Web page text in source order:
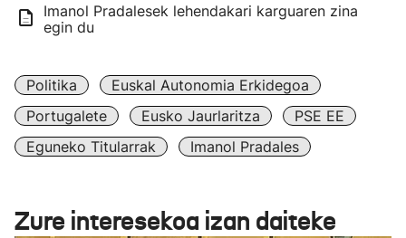
Imanol Pradalesek lehendakari karguaren zina
egin du
Politika
Euskal Autonomia Erkidegoa
Portugalete
Eusko Jaurlaritza
PSE EE
Eguneko Titularrak
Imanol Pradales
Zure interesekoa izan daiteke